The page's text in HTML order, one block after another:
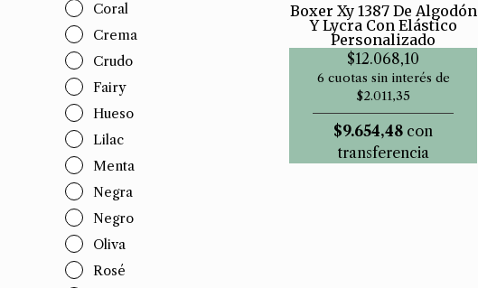
Coral
Crema
Crudo
Fairy
Hueso
Lilac
Menta
Negra
Negro
Oliva
Rosé
Boxer Xy 1387 De Algodón
Y Lycra Con Elástico
Personalizado
$12.068,10
6 cuotas sin interés de
$2.011,35
$9.654,48 con
transferencia